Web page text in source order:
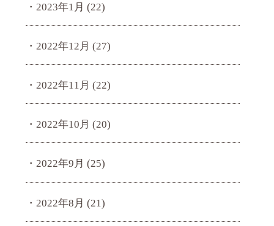
2023年1月 (22)
2022年12月 (27)
2022年11月 (22)
2022年10月 (20)
2022年9月 (25)
2022年8月 (21)